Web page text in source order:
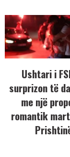
Ushtari i
surprizon të
me një
romantik